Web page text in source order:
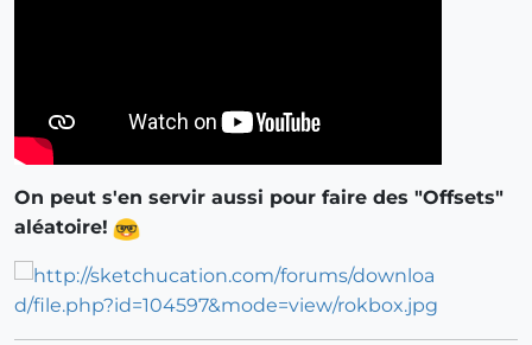
On peut s'en servir aussi pour faire des "Offsets"
aléatoire!